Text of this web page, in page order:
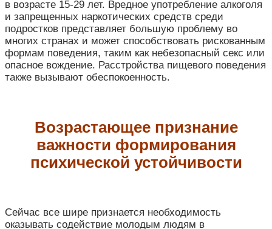
в возрасте 15-29 лет. Вредное употребление алкоголя
и запрещенных наркотических средств среди
подростков представляет большую проблему во
многих странах и может способствовать рискованным
формам поведения, таким как небезопасный секс или
опасное вождение. Расстройства пищевого поведения
также вызывают обеспокоенность.
Возрастающее признание
важности формирования
психической устойчивости
Сейчас все шире признается необходимость
оказывать содействие молодым людям в